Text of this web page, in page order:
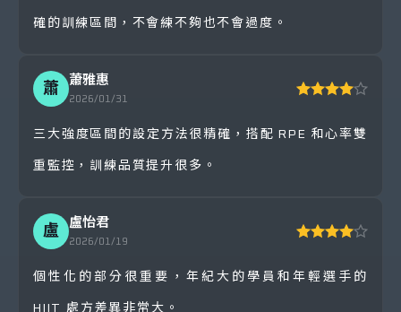
訓練，或安排後續重測。
確的訓練區間，不會練不夠也不會過度。
蕭
蕭雅惠
2026/01/31
三大強度區間的設定方法很精確，搭配 RPE 和心率雙
重監控，訓練品質提升很多。
盧
盧怡君
2026/01/19
個性化的部分很重要，年紀大的學員和年輕選手的
HIIT 處方差異非常大。